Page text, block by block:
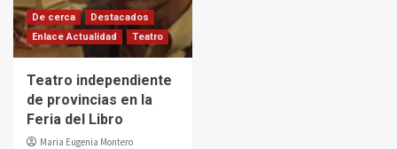
De cerca
Destacados
Enlace Actualidad
Teatro
Teatro independiente
de provincias en la
Feria del Libro
Maria Eugenia Montero